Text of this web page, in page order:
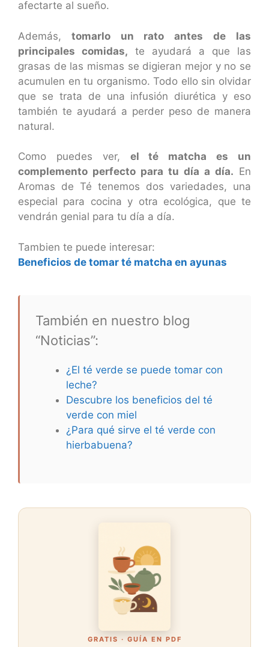
afectarte al sueño.
Además, tomarlo un rato antes de las
principales comidas, te ayudará a que las
grasas de las mismas se digieran mejor y no se
acumulen en tu organismo. Todo ello sin olvidar
que se trata de una infusión diurética y eso
también te ayudará a perder peso de manera
natural.
Como puedes ver, el té matcha es un
complemento perfecto para tu día a día. En
Aromas de Té tenemos dos variedades, una
especial para cocina y otra ecológica, que te
vendrán genial para tu día a día.
Tambien te puede interesar:
Beneficios de tomar té matcha en ayunas
También en nuestro blog
“Noticias”:
¿El té verde se puede tomar con
leche?
Descubre los beneficios del té
verde con miel
¿Para qué sirve el té verde con
hierbabuena?
GRATIS · GUÍA EN PDF